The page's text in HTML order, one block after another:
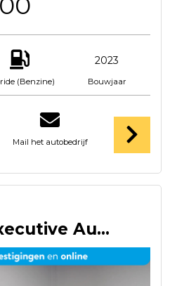
(Benzine)
2023
Bouwjaar
Mail het autobedrijf
xDrive 25e Executive Aut. [ Navi Leder Stoelverwarming ]